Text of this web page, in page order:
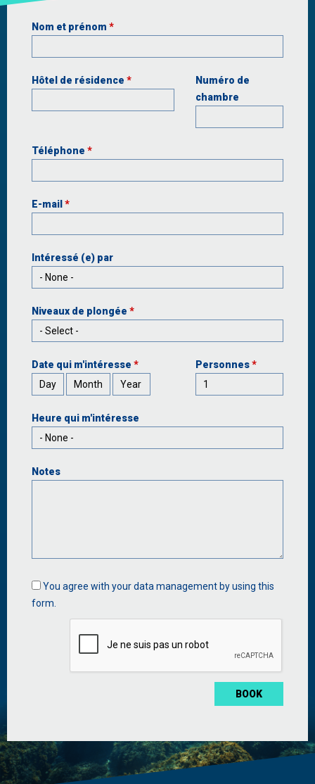
Nom et prénom *
Hôtel de résidence *
Numéro de
chambre
Téléphone *
E-mail *
Intéressé (e) par
Niveaux de plongée *
Date qui m'intéresse *
Day
Month Year
Personnes*
Heure qui m'intéresse
Notes
Data
management
You agree with your data management by using this
form.